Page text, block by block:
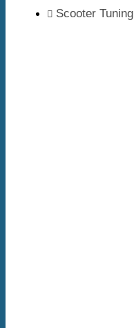
Scooter Tuning